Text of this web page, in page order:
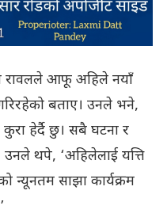
रावलले आफू अहिले नयाँ
बताए। उनले भने,
हेर्दै छु। सबै घटना र
उनले थपे, ‘अहिलेलाई यत्ति
न्यूनतम साझा कार्यक्रम